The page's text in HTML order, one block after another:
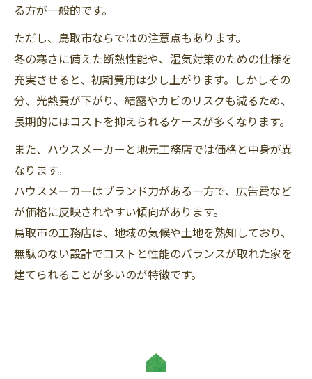
る方が一般的です。
ただし、鳥取市ならではの注意点もあります。
冬の寒さに備えた断熱性能や、湿気対策のための仕様を
充実させると、初期費用は少し上がります。しかしその
分、光熱費が下がり、結露やカビのリスクも減るため、
長期的にはコストを抑えられるケースが多くなります。
また、ハウスメーカーと地元工務店では価格と中身が異
なります。
ハウスメーカーはブランド力がある一方で、広告費など
が価格に反映されやすい傾向があります。
鳥取市の工務店は、地域の気候や土地を熟知しており、
無駄のない設計でコストと性能のバランスが取れた家を
建てられることが多いのが特徴です。